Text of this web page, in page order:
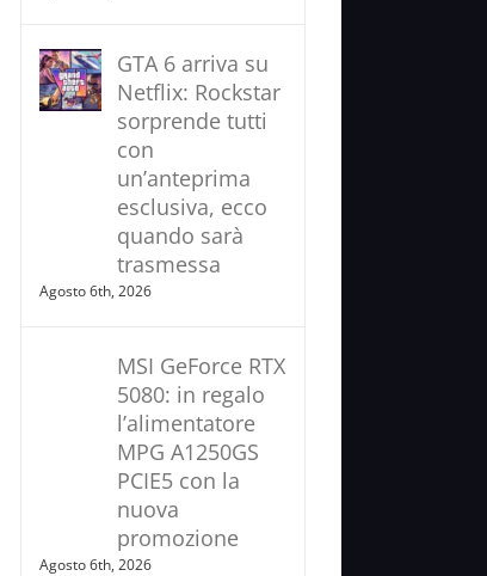
GTA 6 arriva su
Netflix: Rockstar
sorprende tutti
con
un’anteprima
esclusiva, ecco
quando sarà
trasmessa
Agosto 6th, 2026
MSI GeForce RTX
5080: in regalo
l’alimentatore
MPG A1250GS
PCIE5 con la
nuova
promozione
Agosto 6th, 2026